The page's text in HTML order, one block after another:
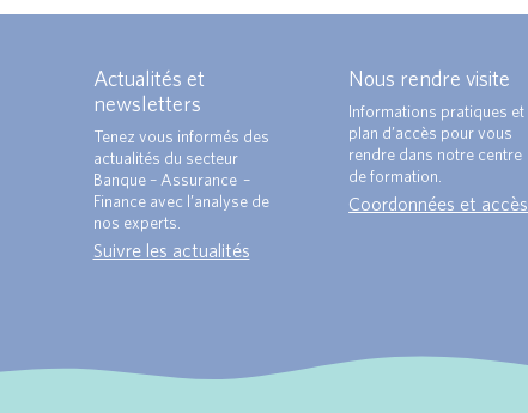
Actualités et
newsletters
Tenez vous informés des
actualités du secteur
Banque – Assurance –
Finance avec l’analyse de
nos experts.
Suivre les actualités
Nous rendre visite
Informations pratiques et
plan d’accès pour vous
rendre dans notre centre
de formation.
Coordonnées et accès